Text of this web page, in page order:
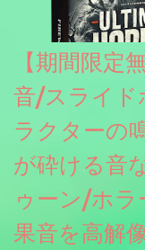
【期間限定
音/スライド
ラクターの
が砕ける音
ゥーン/ホラ
果音を高解